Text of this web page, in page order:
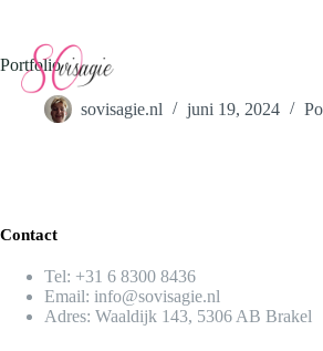
inhoud
Portfolio
sovisagie.nl juni 19, 2024
Contact
Tel: +31 6 8300 8436​
Email: info@sovisagie.nl
Adres: Waaldijk 143, 5306 AB Brakel